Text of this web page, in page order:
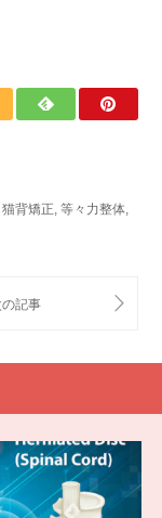
猫背矯正, 等々力整体,